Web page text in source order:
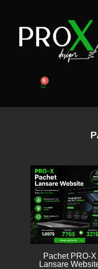
0
Pachet PRO-X
Lansare